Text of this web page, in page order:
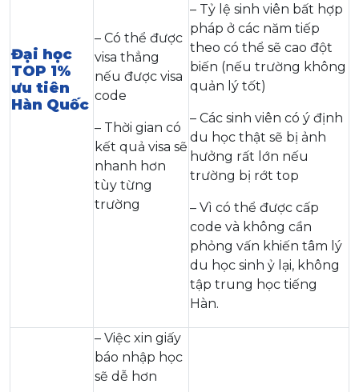
Đại học
TOP 1%
ưu tiên
Hàn Quốc
– Có thể được
visa thẳng
nếu được visa
code
– Thời gian có
kết quả visa sẽ
nhanh hơn
tùy từng
trường
– Tỷ lệ sinh viên bất hợp
pháp ở các năm tiếp
theo có thể sẽ cao đột
biến (nếu trường không
quản lý tốt)
– Các sinh viên có ý định
du học thật sẽ bị ảnh
hưởng rất lớn nếu
trường bị rớt top
– Vì có thể được cấp
code và không cần
phỏng vấn khiến tâm lý
du học sinh ỷ lại, không
tập trung học tiếng
Hàn.
– Việc xin giấy
báo nhập học
sẽ dễ hơn